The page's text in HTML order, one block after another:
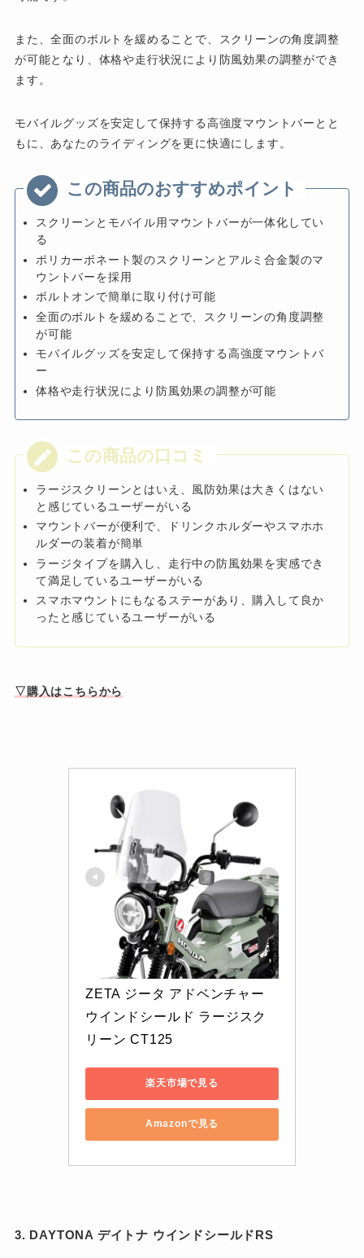
また、全面のボルトを緩めることで、スクリーンの角度調整
が可能となり、体格や走行状況により防風効果の調整ができ
ます。
モバイルグッズを安定して保持する高強度マウントバーとと
もに、あなたのライディングを更に快適にします。
スクリーンとモバイル用マウントバーが一体化してい
る
ポリカーボネート製のスクリーンとアルミ合金製のマ
ウントバーを採用
ボルトオンで簡単に取り付け可能
全面のボルトを緩めることで、スクリーンの角度調整
が可能
モバイルグッズを安定して保持する高強度マウントバ
ー
体格や走行状況により防風効果の調整が可能
ラージスクリーンとはいえ、風防効果は大きくはない
と感じているユーザーがいる
マウントバーが便利で、ドリンクホルダーやスマホホ
ルダーの装着が簡単
ラージタイプを購入し、走行中の防風効果を実感でき
て満足しているユーザーがいる
スマホマウントにもなるステーがあり、購入して良か
ったと感じているユーザーがいる
▽購入はこちらから
ZETA ジータ アドベンチャー
ウインドシールド ラージスク
リーン CT125
楽天市場で見る
Amazonで見る
3. DAYTONA デイトナ ウインドシールドRS